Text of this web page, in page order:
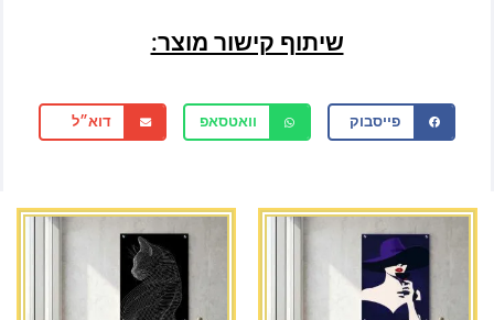
שיתוף קישור מוצר:
פייסבוק וואטסאפ דוא״ל